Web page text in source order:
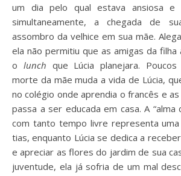
um dia pelo qual estava ansiosa e
simultaneamente, a chegada de
assombro da velhice em sua mãe.
ela não permitiu que as amigas da filha
o lunch que Lúcia planejara.
morte da mãe muda a vida de Lúcia,
no colégio onde aprendia o francês e
passa a ser educada em casa. A “alma
com tanto tempo livre representa
tias, enquanto Lúcia se dedica a
e apreciar as flores do jardim de sua
juventude, ela já sofria de um mal